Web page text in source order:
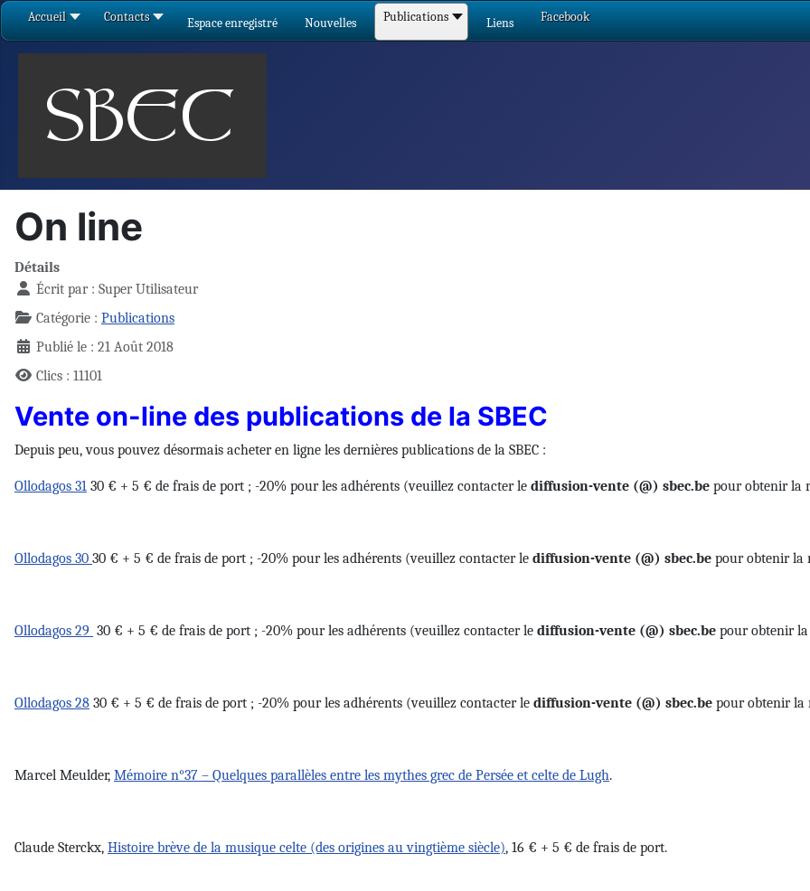
Accueil Contacts Espace enregistré Nouvelles Publications Liens Facebook
On line
Détails
Écrit par : Super Utilisateur
Catégorie : Publications
Publié le : 21 Août 2018
Clics : 11101
Vente on-line des publications de la SBEC
Depuis peu, vous pouvez désormais acheter en ligne les dernières publications de la SBEC :
Ollodagos 31 30 € + 5 € de frais de port ; -20% pour les adhérents (veuillez contacter le diffusion-vente (@) sbec.be pour obtenir la
Ollodagos 30 30 € + 5 € de frais de port ; -20% pour les adhérents (veuillez contacter le diffusion-vente (@) sbec.be pour obtenir la
Ollodagos 29 30 € + 5 € de frais de port ; -20% pour les adhérents (veuillez contacter le diffusion-vente (@) sbec.be pour obtenir
Ollodagos 28 30 € + 5 € de frais de port ; -20% pour les adhérents (veuillez contacter le diffusion-vente (@) sbec.be pour obtenir la
Marcel Meulder, Mémoire n°37 – Quelques parallèles entre les mythes grec de Persée et celte de Lugh.
Claude Sterckx, Histoire brève de la musique celte (des origines au vingtième siècle), 16 € + 5 € de frais de port.